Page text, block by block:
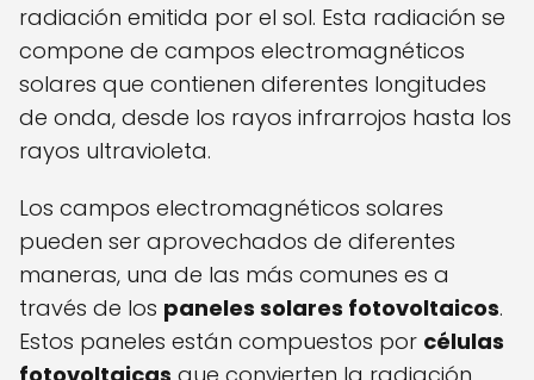
radiación emitida por el sol. Esta radiación se
compone de campos electromagnéticos
solares que contienen diferentes longitudes
de onda, desde los rayos infrarrojos hasta los
rayos ultravioleta.
Los campos electromagnéticos solares
pueden ser aprovechados de diferentes
maneras, una de las más comunes es a
través de los paneles solares fotovoltaicos.
Estos paneles están compuestos por células